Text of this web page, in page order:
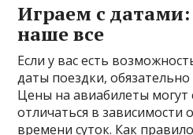
Играем с датами:
наше все
Если у вас есть
даты поездки,
Цены на авиабилеты могут
отличаться в зависимости
времени суток. Как